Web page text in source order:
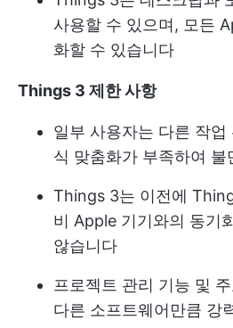
사용할 수 있으며, 모든
화할 수 있습니다
Things 3 제한 사항
일부 사용자는 다른 작업
식 맞춤화가 부족하여 불
Things 3는 이전에
비 Apple 기기와의 동기
않습니다
프로젝트 관리 기능 및
다른 소프트웨어만큼 강